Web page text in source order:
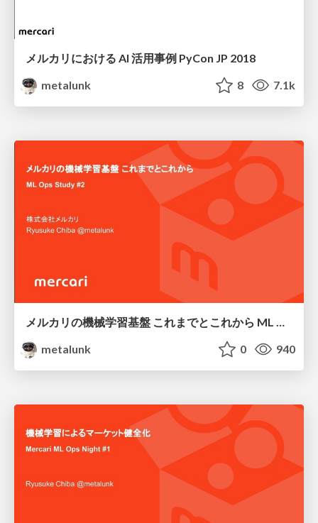
メルカリにおける AI 活用事例 PyCon JP 2018
metalunk
8 7.1k
メルカリの機械学習基盤 これまでとこれから ML Ops Study #2
metalunk
0 940